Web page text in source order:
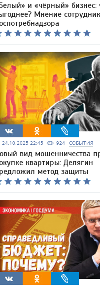
и «чёрный» бизнес:
Мнение
24.10.2025 22:45 924 СОБЫТИЯ
вид мошенничества
квартиры: Делягин
метод защиты